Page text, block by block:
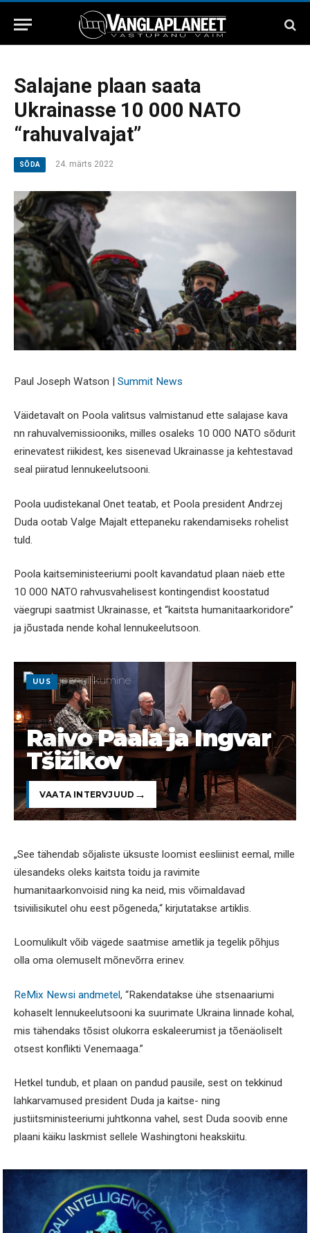
Salajane plaan saata
Ukrainasse 10 000 NATO
“rahuvalvajat”
SÕDA 24. märts 2022
Paul Joseph Watson | Summit News
Väidetavalt on Poola valitsus valmistanud ette salajase kava
nn rahuvalvemissiooniks, milles osaleks 10 000 NATO sõdurit
erinevatest riikidest, kes sisenevad Ukrainasse ja kehtestavad
seal piiratud lennukeelutsooni.
Poola uudistekanal Onet teatab, et Poola president Andrzej
Duda ootab Valge Majalt ettepaneku rakendamiseks rohelist
tuld.
Poola kaitseministeeriumi poolt kavandatud plaan näeb ette
10 000 NATO rahvusvahelisest kontingendist koostatud
väegrupi saatmist Ukrainasse, et “kaitsta humanitaarkoridore”
ja jõustada nende kohal lennukeelutsoon.
UUS
Raivo Paala ja Ingvar
Tšižikov
VAATA INTERVJUUD
„See tähendab sõjaliste üksuste loomist eesliinist eemal, mille
ülesandeks oleks kaitsta toidu ja ravimite
humanitaarkonvoisid ning ka neid, mis võimaldavad
tsiviilisikutel ohu eest põgeneda,“ kirjutatakse artiklis.
Loomulikult võib vägede saatmise ametlik ja tegelik põhjus
olla oma olemuselt mõnevõrra erinev.
ReMix Newsi andmetel, “Rakendatakse ühe stsenaariumi
kohaselt lennukeelutsooni ka suurimate Ukraina linnade kohal,
mis tähendaks tõsist olukorra eskaleerumist ja tõenäoliselt
otsest konflikti Venemaaga.”
Hetkel tundub, et plaan on pandud pausile, sest on tekkinud
lahkarvamused president Duda ja kaitse- ning
justiitsministeeriumi juhtkonna vahel, sest Duda soovib enne
plaani käiku laskmist sellele Washingtoni heakskiitu.